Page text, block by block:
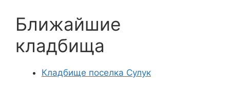
Ближайшие
кладбища
Кладбище поселка Сулук